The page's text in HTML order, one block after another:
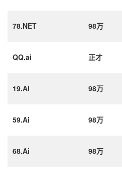
78.NET 98万
QQ.ai 正才
19.Ai 98万
59.Ai 98万
68.Ai 98万